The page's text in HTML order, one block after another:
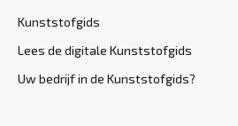
Kunststofgids
Lees de digitale Kunststofgids
Uw bedrijf in de Kunststofgids?